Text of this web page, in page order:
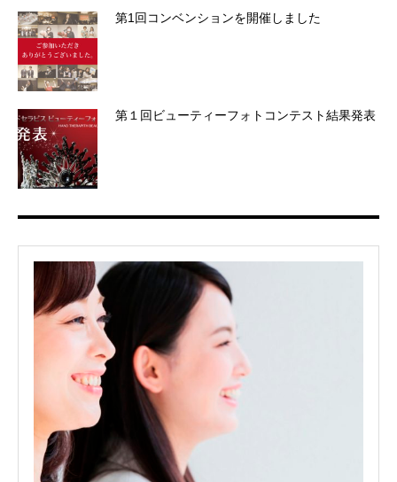
第1回コンベンションを開催しました
第１回ビューティーフォトコンテスト結果発表